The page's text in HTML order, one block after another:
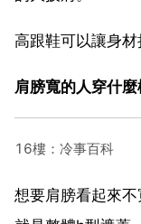
高跟鞋可以讓身
肩膀寬的人穿什
16樓：冷事百科
想要肩膀看起來